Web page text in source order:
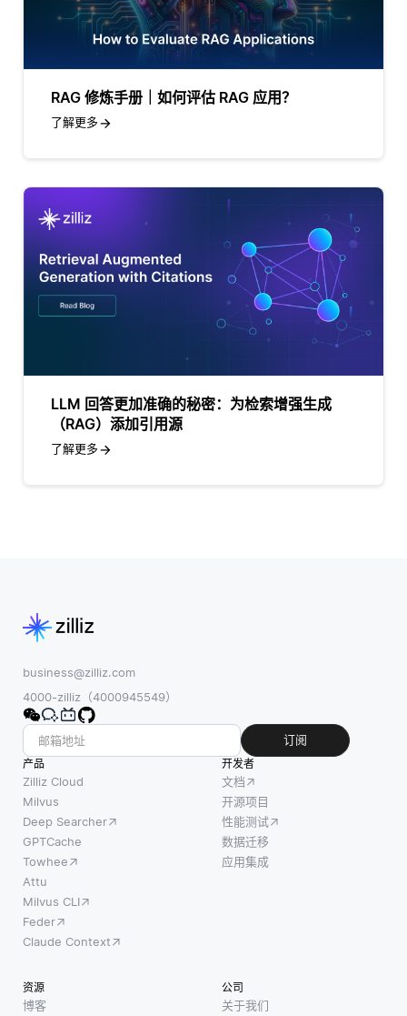
RAG 修炼手册｜如何评估 RAG 应用？
了解更多
LLM 回答更加准确的秘密：为检索增强生成
（RAG）添加引用源
了解更多
business@zilliz.com
4000-zilliz（4000945549）
订阅
产品
Zilliz Cloud
Milvus
Deep Searcher
GPTCache
Towhee
Attu
Milvus CLI
Feder
Claude Context
开发者
文档
开源项目
性能测试
数据迁移
应用集成
资源
博客
公司
关于我们